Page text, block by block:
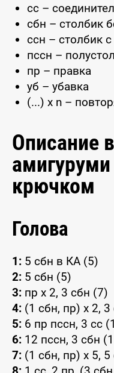
сс –
сбн – столбик
ссн – столбик
пссн –
пр – правка
уб – убавка
(...) x n –
Описание
крючком
Голова
1: 5 сбн в КА (5)
2: 5 сбн (5)
3: пр x 2, 3 сбн (7)
4: (1 сбн, пр) x 2,
5: 6 пр пссн, 3 сс
6: 12 пссн, 3 сбн
7: (1 сбн, пр) x 5, 5